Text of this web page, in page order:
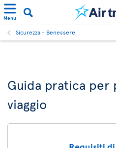
Menu
Sicurezza - Benessere
Guida pratica per
viaggio